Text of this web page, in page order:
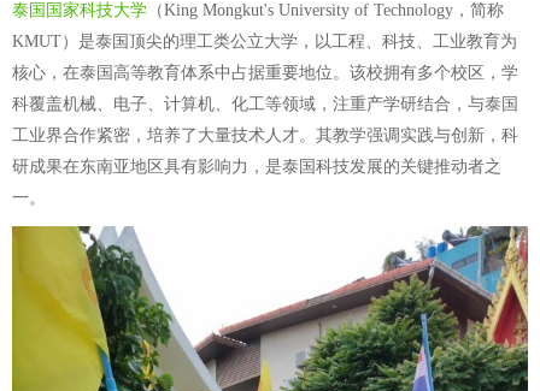
泰国国家科技大学 （King Mongkut's University of Technology，简称
KMUT）是泰国顶尖的理工类公立大学，以工程、科技、工业教育为
核心，在泰国高等教育体系中占据重要地位。该校拥有多个校区，学
科覆盖机械、电子、计算机、化工等领域，注重产学研结合，与泰国
工业界合作紧密，培养了大量技术人才。其教学强调实践与创新，科
研成果在东南亚地区具有影响力，是泰国科技发展的关键推动者之
一。